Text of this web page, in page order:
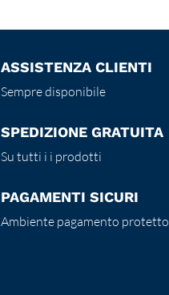
ASSISTENZA CLIENTI
Sempre disponibile
SPEDIZIONE GRATUITA
Su tutti i i prodotti
PAGAMENTI SICURI
Ambiente pagamento protetto